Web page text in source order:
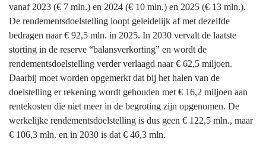
vanaf 2023 (€ 7 mln.) en 2024 (€ 10 mln.) en 2025 (€ 13 mln.).
De rendementsdoelstelling loopt geleidelijk af met dezelfde
bedragen naar € 92,5 mln. in 2025. In 2030 vervalt de laatste
storting in de reserve “balansverkorting” en wordt de
rendementsdoelstelling verder verlaagd naar € 62,5 miljoen.
Daarbij moet worden opgemerkt dat bij het halen van de
doelstelling er rekening wordt gehouden met € 16,2 miljoen aan
rentekosten die niet meer in de begroting zijn opgenomen. De
werkelijke rendementsdoelstelling is dus geen € 122,5 mln., maar
€ 106,3 mln. en in 2030 is dat € 46,3 mln.